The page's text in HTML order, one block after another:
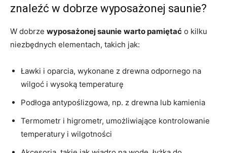
znaleźć w dobrze wyposażonej saunie?
W dobrze wyposażonej saunie warto pamiętać o kilku
niezbędnych elementach, takich jak:
Ławki i oparcia, wykonane z drewna odpornego na
wilgoć i wysoką temperaturę
Podłoga antypoślizgowa, np. z drewna lub kamienia
Termometr i higrometr, umożliwiające kontrolowanie
temperatury i wilgotności